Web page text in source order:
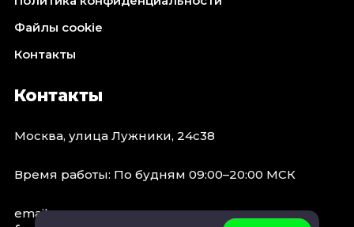
Файлы cookie
Контакты
Контакты
Москва, улица Лужники, 24с38
Время работы: По будням 09:00–20:00 МСК
email: